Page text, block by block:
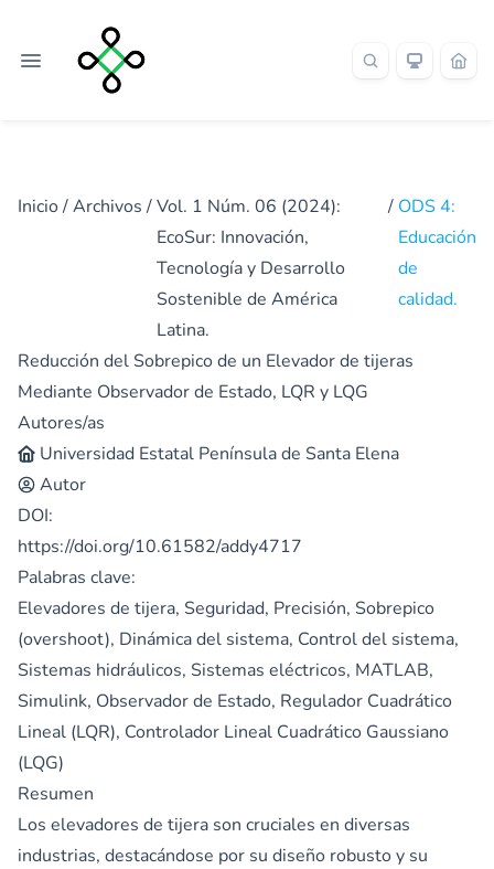
Inicio/Archivos /Vol. 1 Núm. 06 (2024):
EcoSur: Innovación,
Tecnología y Desarrollo
Sostenible de América
Latina.
/ ODS 4:
Educación
de
calidad.
Reducción del Sobrepico de un Elevador de tijeras
Mediante Observador de Estado, LQR y LQG
Autores/as
Universidad Estatal Península de Santa Elena
Autor
DOI:
https://doi.org/10.61582/addy4717
Palabras clave:
Elevadores de tijera, Seguridad, Precisión, Sobrepico
(overshoot), Dinámica del sistema, Control del sistema,
Sistemas hidráulicos, Sistemas eléctricos, MATLAB,
Simulink, Observador de Estado, Regulador Cuadrático
Lineal (LQR), Controlador Lineal Cuadrático Gaussiano
(LQG)
Resumen
Los elevadores de tijera son cruciales en diversas
industrias, destacándose por su diseño robusto y su